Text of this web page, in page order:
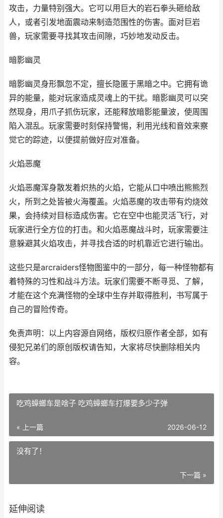
攻击，力量特别强大。它可以用巨大的岩石拳头砸给敌
人，或者引发地面震动来制造范围性的伤害。面对巨岩
兽，玩家需要寻找其攻击间隙，巧妙地发动反击。
暗影幽灵
暗影幽灵身形飘忽不定，擅长隐匿于黑暗之中。它拥有诡
异的能量，能对玩家造成灵魂上的干扰。暗影幽灵可以突
然现身，用爪子抓伤玩家，还能释放暗影能量波，使周围
陷入混乱。玩家需要时刻保持警惕，利用光线和音效来察
觉它的踪迹，以便提前做好应对准备。
火焰恶魔
火焰恶魔浑身散发着炽热的火焰，它能从口中喷出熊熊烈
火，所到之处皆被火海覆盖。火焰恶魔的攻击带有灼烧效
果，会持续对目标造成伤害。它在空中也能灵活飞行，对
玩家进行全方位的打击。和火焰恶魔战斗时，玩家需要注
意躲避其火焰攻击，并寻找合适的时机靠近它进行输出。
这些只是arcraiders怪物图鉴中的一部分，每一种怪物都有
着特殊的习性和战斗方法。玩家们需要不断寻觅、了解，
才能在这个充满怪物的全球中生存并取得胜利，书写属于
自己的冒险传奇。
免责声明：以上内容源自网络，版权归原作者全部，如有
侵犯兄弟们的原创版权请告知，大家将尽快删除相关内
容。
吃鸡蟑螂车是啥子 吃鸡蟑螂车打爆要多少子弹
« 上一篇 2026-06-12
没有了！
下一篇 »
延伸阅读